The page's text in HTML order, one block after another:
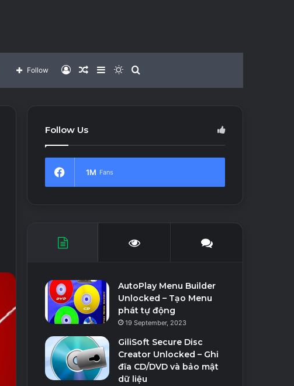
Switch
Sidebar
Random
Log
Follow
Follow Us
1M Fans
AutoPlay Menu Builder
Unlocked – Tạo Menu
phát tự động
19 September, 2023
GiliSoft Secure Disc
Creator Unlocked – Ghi
đĩa CD/DVD và bảo mật
dữ liệu